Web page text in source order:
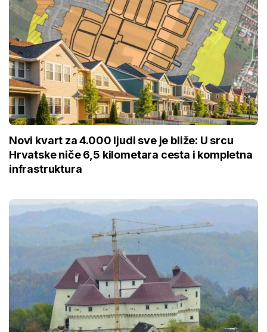
Novi kvart za 4.000 ljudi sve je bliže: U srcu
Hrvatske niče 6,5 kilometara cesta i kompletna
infrastruktura